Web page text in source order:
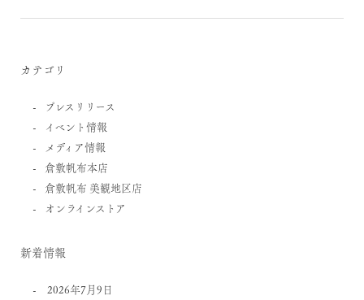
カテゴリ
プレスリリース
イベント情報
メディア情報
倉敷帆布本店
倉敷帆布 美観地区店
オンラインストア
新着情報
2026年7月9日